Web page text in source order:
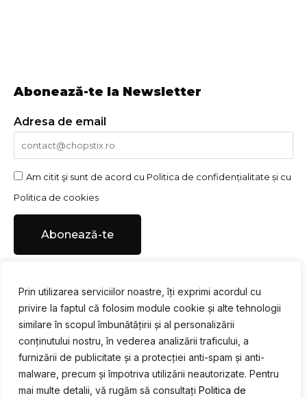
Prin utilizarea serviciilor noastre, îți exprimi acordul cu
privire la faptul că folosim module cookie și alte tehnologii
similare în scopul îmbunătățirii și al personalizării
conținutului nostru, în vederea analizării traficului, a
furnizării de publicitate și a protecției anti-spam și anti-
malware, precum și împotriva utilizării neautorizate. Pentru
mai multe detalii, vă rugăm să consultați Politica de
Abonează-te la Newsletter
Adresa de email
Am citit şi sunt de acord cu Politica de confidențialitate și cu
Politica de cookies
Abonează-te
Urmărește-ne pe social media
F
a
c
e
I
n
s
t
Y
o
u
t